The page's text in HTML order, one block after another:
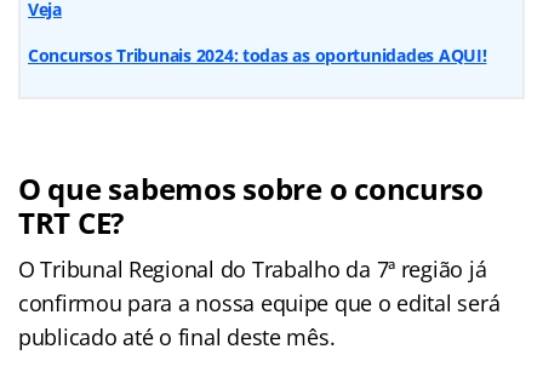
Veja
Concursos Tribunais 2024: todas as oportunidades AQUI!
O que sabemos sobre o concurso
TRT CE?
O Tribunal Regional do Trabalho da 7ª região já
confirmou para a nossa equipe que o edital será
publicado até o final deste mês.